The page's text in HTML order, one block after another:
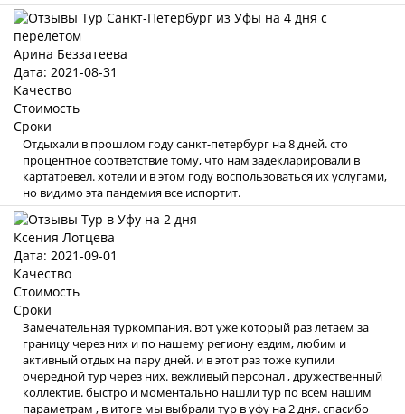
Арина Беззатеева
Дата: 2021-08-31
Качество
Стоимость
Сроки
Отдыхали в прошлом году санкт-петербург на 8 дней. сто
процентное соответствие тому, что нам задекларировали в
картатревел. хотели и в этом году воспользоваться их услугами,
но видимо эта пандемия все испортит.
Ксения Лотцева
Дата: 2021-09-01
Качество
Стоимость
Сроки
Замечательная туркомпания. вот уже который раз летаем за
границу через них и по нашему региону ездим, любим и
активный отдых на пару дней. и в этот раз тоже купили
очередной тур через них. вежливый персонал , дружественный
коллектив. быстро и моментально нашли тур по всем нашим
параметрам , в итоге мы выбрали тур в уфу на 2 дня. спасибо